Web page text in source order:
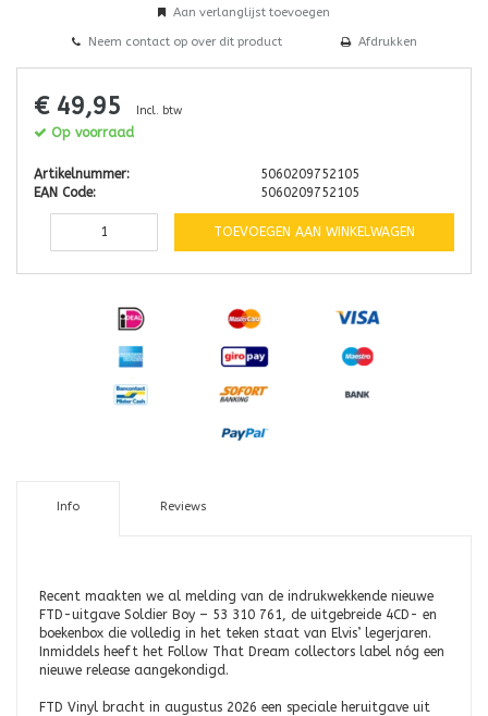
Aan verlanglijst toevoegen
Neem contact op over dit product Afdrukken
€ 49,95 Incl. btw
Op voorraad
Artikelnummer:
5060209752105
EAN Code:
5060209752105
TOEVOEGEN AAN WINKELWAGEN
Info Reviews
Recent maakten we al melding van de indrukwekkende nieuwe
FTD-uitgave Soldier Boy – 53 310 761, de uitgebreide 4CD- en
boekenbox die volledig in het teken staat van Elvis’ legerjaren.
Inmiddels heeft het Follow That Dream collectors label nóg een
nieuwe release aangekondigd.
FTD Vinyl bracht in augustus 2026 een speciale heruitgave uit